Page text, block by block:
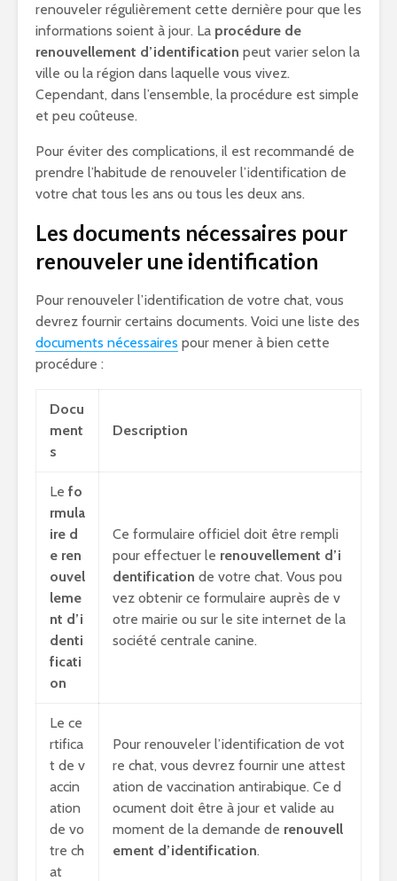
renouveler régulièrement cette dernière pour que les
informations soient à jour. La procédure de
renouvellement d’identification peut varier selon la
ville ou la région dans laquelle vous vivez.
Cependant, dans l’ensemble, la procédure est simple
et peu coûteuse.
Pour éviter des complications, il est recommandé de
prendre l’habitude de renouveler l’identification de
votre chat tous les ans ou tous les deux ans.
Les documents nécessaires pour
renouveler une identification
Pour renouveler l’identification de votre chat, vous
devrez fournir certains documents. Voici une liste des
documents nécessaires pour mener à bien cette
procédure :
Docu
ment
s
Description
Le fo
rmula
ire d
e ren
ouvel
leme
nt d’i
denti
ficati
on
Ce formulaire officiel doit être rempli
pour effectuer le renouvellement d’i
dentification de votre chat. Vous pou
vez obtenir ce formulaire auprès de v
otre mairie ou sur le site internet de la
société centrale canine.
Le ce
rtifica
t de v
accin
ation
de vo
tre ch
at
Pour renouveler l’identification de vot
re chat, vous devrez fournir une attest
ation de vaccination antirabique. Ce d
ocument doit être à jour et valide au
moment de la demande de renouvell
ement d’identification.